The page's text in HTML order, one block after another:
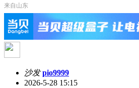
来自山东
沙发 pio9999
2026-5-28 15:15